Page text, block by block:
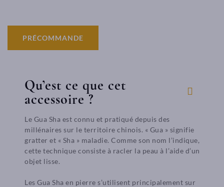
PRÉCOMMANDE
Qu’est ce que cet
accessoire ?
Le Gua Sha est connu et pratiqué depuis des
millénaires sur le territoire chinois. « Gua » signifie
gratter et « Sha » maladie. Comme son nom l’indique,
cette technique consiste à racler la peau à l’aide d’un
objet lisse.
Les Gua Sha en pierre s’utilisent principalement sur